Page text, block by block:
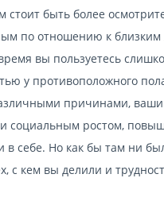
стоит быть более
по отношению к
вы пользуетесь
у противоположного
причинами,
социальным ростом,
в себе. Но как бы там ни
с кем вы делили и